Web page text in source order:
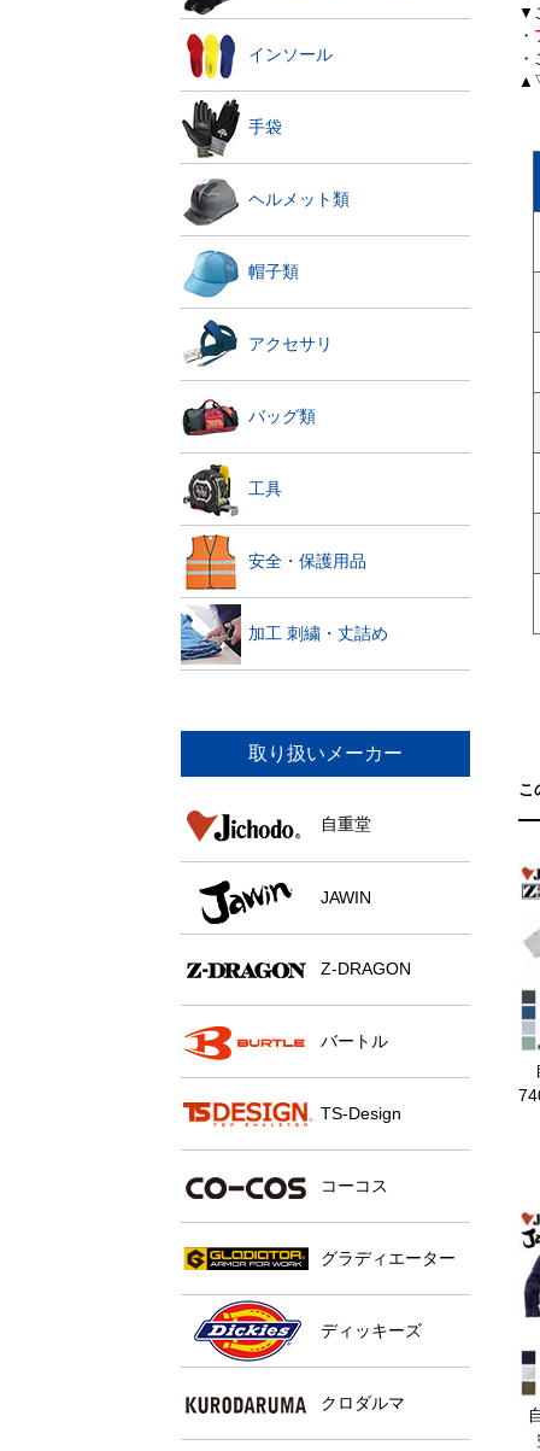
インソール
手袋
ヘルメット類
帽子類
アクセサリ
バッグ類
工具
安全・保護用品
加工 刺繍・丈詰め
取り扱いメーカー
自重堂
JAWIN
Z-DRAGON
バートル
TS-Design
コーコス
グラディエーター
ディッキーズ
クロダルマ
▼
・
こ